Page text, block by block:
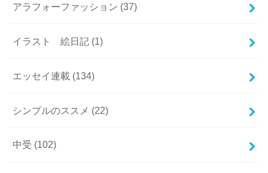
アラフォーファッション (37)
イラスト 絵日記 (1)
エッセイ連載 (134)
シンプルのススメ (22)
中受 (102)